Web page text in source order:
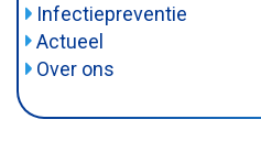
Infectiepreventie
MRSA
BRMO
Actueel
Over ons
Het team